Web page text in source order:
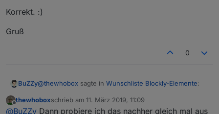
Korrekt. :)
Gruß
0
BuZZy@thewhobox sagte in Wunschliste Blockly-Elemente:
@BuZZy... Ich wollte eher darauf hinaus, ob ich
Offline
thewhoboxschrieb am 11. März 2019, 11:09
zuletzt editiert von
@BuZZy Dann probiere ich das nachher gleich mal aus